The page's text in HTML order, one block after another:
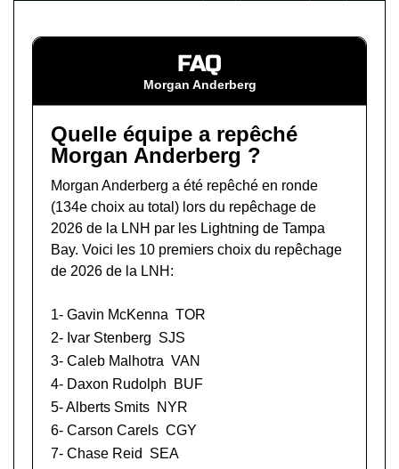
FAQ
Morgan Anderberg
Quelle équipe a repêché
Morgan Anderberg ?
Morgan Anderberg a été repêché en ronde
(134e choix au total) lors du repêchage de
2026 de la LNH par les Lightning de Tampa
Bay. Voici les 10 premiers choix du repêchage
de 2026 de la LNH:
1- Gavin McKenna TOR
2- Ivar Stenberg SJS
3- Caleb Malhotra VAN
4- Daxon Rudolph
BUF
5-Alberts Smits NYR
6- Carson Carels CGY
7- Chase Reid SEA